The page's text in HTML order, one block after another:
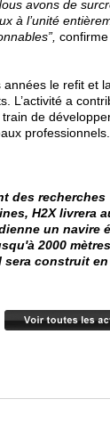
avons de
à l’unité
confirme
années le refit et
L’activité a
de
professionnels.
des recherches
H2X livrera
un navire
2000
sera construit en